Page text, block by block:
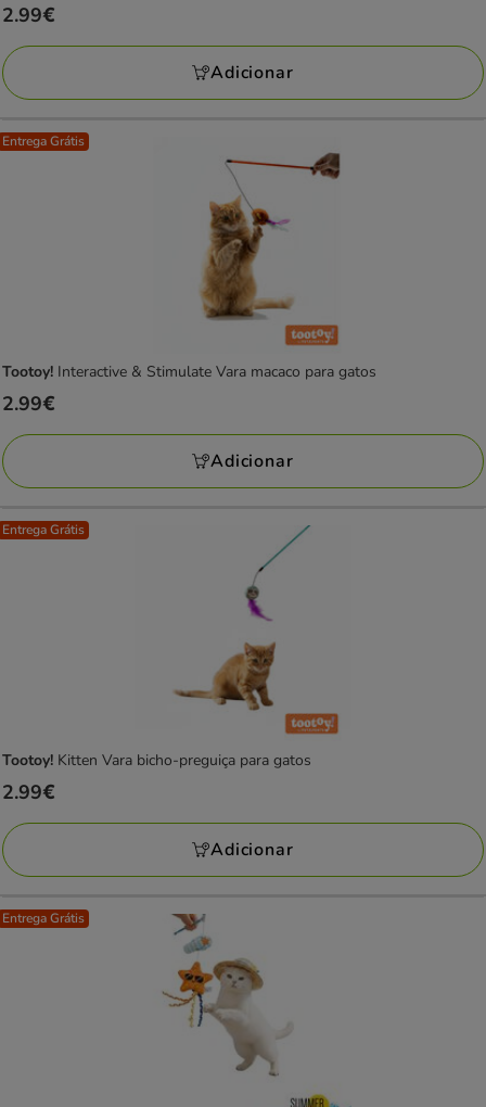
Preço
2.99€
2.99€
Adicionar
Entrega Grátis
Tootoy! Interactive & Stimulate Vara macaco para gatos
Preço
2.99€
2.99€
Adicionar
Entrega Grátis
Tootoy! Kitten Vara bicho-preguiça para gatos
Preço
2.99€
2.99€
Adicionar
Entrega Grátis